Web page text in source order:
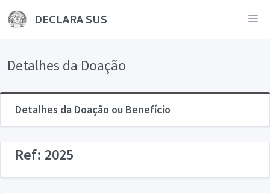
DECLARA SUS
Detalhes da Doação
Detalhes da Doação ou Benefício
Ref: 2025